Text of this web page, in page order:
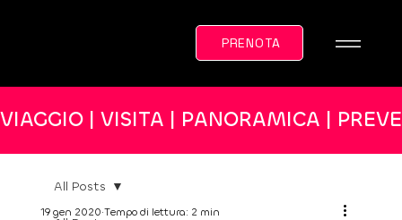
PRENOTA
VIAGGIO | VISITA | PANORAMICA |
All Posts
19 gen 2020 Tempo di lettura: 2 min